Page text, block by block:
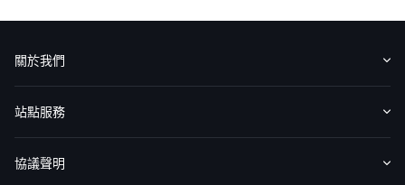
關於我們
認識華盛
媒體報導
意見反饋
站點服務
收費標準
交易工具
幫助中心
協議聲明